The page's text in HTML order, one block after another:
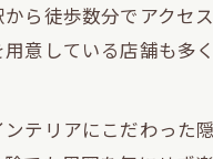
深夜の道玄坂で
円山町の隠れ家シー
デートや少人数
ら徒歩数分でアク
意している店舗も
テリアにこだわっ